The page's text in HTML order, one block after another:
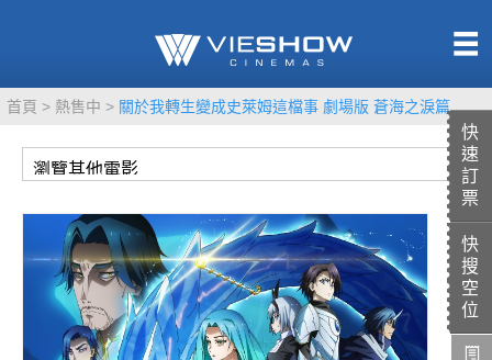
快
速
訂
票
快
搜
空
位
首頁 熱售中 關於我轉生變成史萊姆這檔事 劇場版 蒼海之淚篇
熱售中
TITAN SCREEN
MUCROWN
IMAX
4DX
影城餐飲
UNICORN